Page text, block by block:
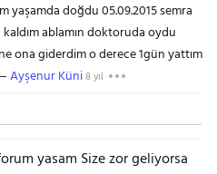
yaşamda doğdu 05.09.2015 semra
ablamın doktoruda oydu
ona giderdim o derece 1gün yattım
Ayşenur Küni8 yıl
yasam Size zor geliyorsa